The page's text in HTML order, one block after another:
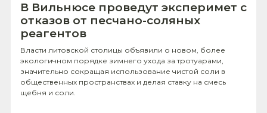
В Вильнюсе проведут эксперимет с
отказов от песчано-соляных
реагентов
Власти литовской столицы объявили о новом, более
экологичном порядке зимнего ухода за тротуарами,
значительно сокращая использование чистой соли в
общественных пространствах и делая ставку на смесь
щебня и соли.